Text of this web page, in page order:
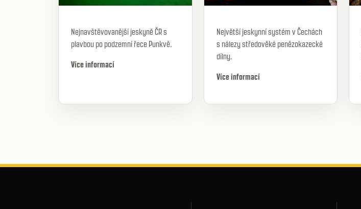
Nejnavštěvovanější jeskyně ČR s
plavbou po podzemní řece Punkvě.
Více informací
Největší jeskynní systém v Čechách
s nálezy středověké penězokazecké
dílny.
Více informací